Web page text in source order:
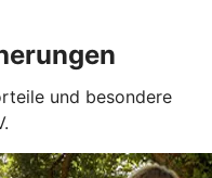
und besondere